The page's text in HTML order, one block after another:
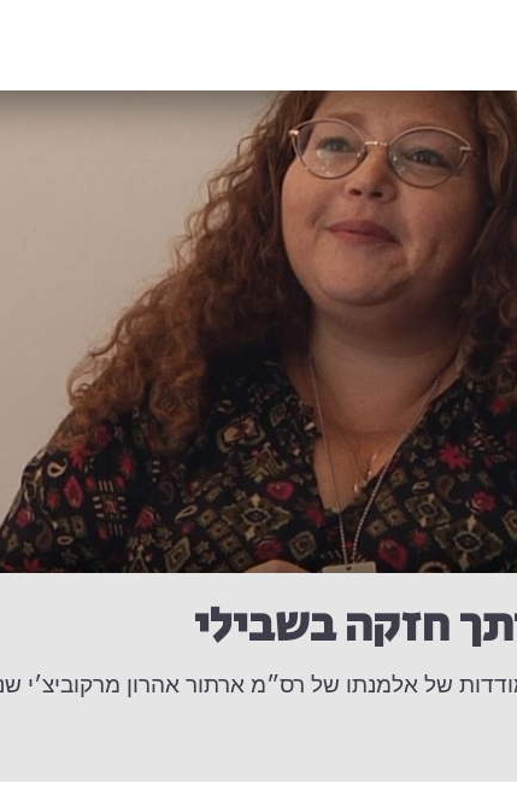
חזקה בשבילי
של אלמנתו של רס״מ ארתור אהרון מרקוביצ׳י שנפל